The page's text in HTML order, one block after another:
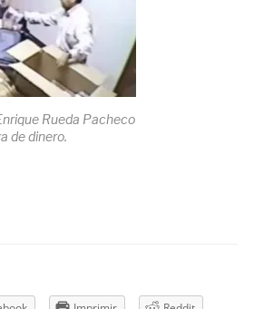
Rueda Pacheco
de dinero.